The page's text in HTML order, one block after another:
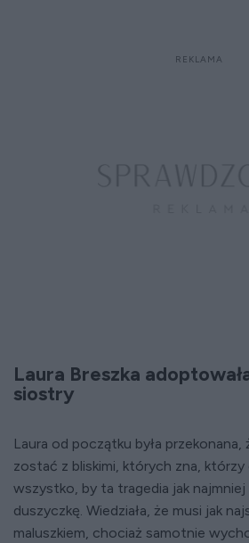
Laura Breszka
siostry
Laura od początku była przekonana,
zostać z bliskimi, których zna, którzy
wszystko, by ta tragedia jak najmniej
duszyczkę. Wiedziała, że musi jak
maluszkiem, chociaż samotnie